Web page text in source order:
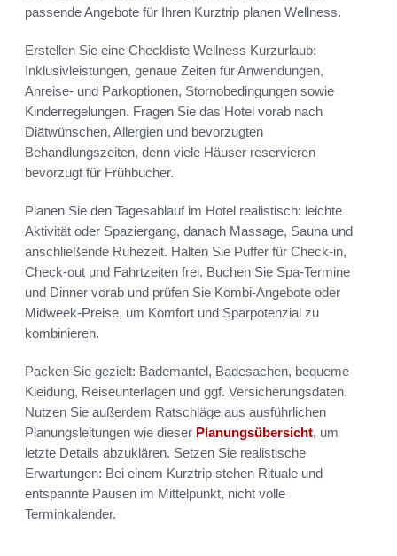
passende Angebote für Ihren Kurztrip planen Wellness.
Erstellen Sie eine Checkliste Wellness Kurzurlaub:
Inklusivleistungen, genaue Zeiten für Anwendungen,
Anreise- und Parkoptionen, Stornobedingungen sowie
Kinderregelungen. Fragen Sie das Hotel vorab nach
Diätwünschen, Allergien und bevorzugten
Behandlungszeiten, denn viele Häuser reservieren
bevorzugt für Frühbucher.
Planen Sie den Tagesablauf im Hotel realistisch: leichte
Aktivität oder Spaziergang, danach Massage, Sauna und
anschließende Ruhezeit. Halten Sie Puffer für Check-in,
Check-out und Fahrtzeiten frei. Buchen Sie Spa-Termine
und Dinner vorab und prüfen Sie Kombi-Angebote oder
Midweek-Preise, um Komfort und Sparpotenzial zu
kombinieren.
Packen Sie gezielt: Bademantel, Badesachen, bequeme
Kleidung, Reiseunterlagen und ggf. Versicherungsdaten.
Nutzen Sie außerdem Ratschläge aus ausführlichen
Planungsleitungen wie dieser Planungsübersicht, um
letzte Details abzuklären. Setzen Sie realistische
Erwartungen: Bei einem Kurztrip stehen Rituale und
entspannte Pausen im Mittelpunkt, nicht volle
Terminkalender.